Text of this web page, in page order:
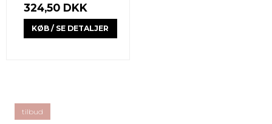
324,50 DKK
KØB / SE DETALJER
tilbud